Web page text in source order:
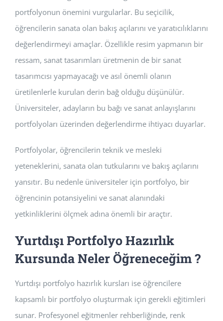
portfolyonun önemini vurgularlar. Bu seçicilik,
öğrencilerin sanata olan bakış açılarını ve yaratıcılıklarını
değerlendirmeyi amaçlar. Özellikle resim yapmanın bir
ressam, sanat tasarımları üretmenin de bir sanat
tasarımcısı yapmayacağı ve asıl önemli olanın
üretilenlerle kurulan derin bağ olduğu düşünülür.
Üniversiteler, adayların bu bağı ve sanat anlayışlarını
portfolyoları üzerinden değerlendirme ihtiyacı duyarlar.
Portfolyolar, öğrencilerin teknik ve mesleki
yeteneklerini, sanata olan tutkularını ve bakış açılarını
yansıtır. Bu nedenle üniversiteler için portfolyo, bir
öğrencinin potansiyelini ve sanat alanındaki
yetkinliklerini ölçmek adına önemli bir araçtır.
Yurtdışı Portfolyo Hazırlık
Kursunda Neler Öğreneceğim ?
Yurtdışı portfolyo hazırlık kursları ise öğrencilere
kapsamlı bir portfolyo oluşturmak için gerekli eğitimleri
sunar. Profesyonel eğitmenler rehberliğinde, renk